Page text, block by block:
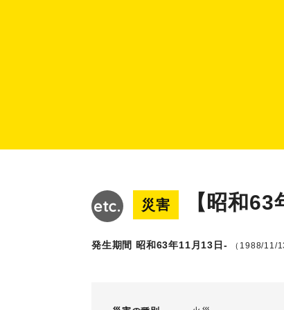
災害 【昭和63
発生期間 昭和63年11月13日- （1988/11/